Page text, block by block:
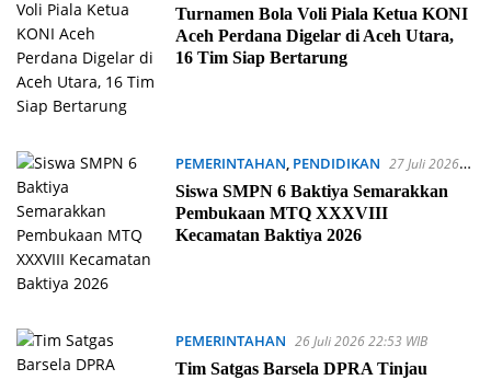
14:37 WIB
Turnamen Bola Voli Piala Ketua KONI
Aceh Perdana Digelar di Aceh Utara,
16 Tim Siap Bertarung
PEMERINTAHAN, PENDIDIKAN 27 Juli 2026
14:21 WIB
Siswa SMPN 6 Baktiya Semarakkan
Pembukaan MTQ XXXVIII
Kecamatan Baktiya 2026
PEMERINTAHAN 26 Juli 2026 22:53 WIB
Tim Satgas Barsela DPRA Tinjau